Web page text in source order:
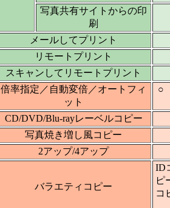
写真共有サイトからの印
刷
メールしてプリント
リモートプリント
スキャンしてリモートプリント
倍率指定／自動変倍／オートフィ
ット
○
CD/DVD/Blu-rayレーベルコピー
写真焼き増し風コピー
2アップ/4アップ
バラエティコピー
ID
ピ
コ